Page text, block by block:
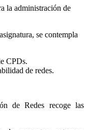
la administración de
se contempla
CPDs.
de redes.
de Redes recoge las